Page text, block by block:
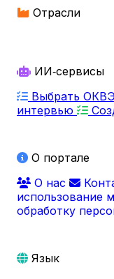
Отрасли
ИИ‑сервисы
Выбрать
интервью
О портале
О нас
использование
обработку
Язык